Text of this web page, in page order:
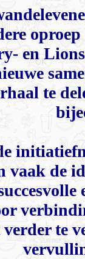
en
te
vaak de
te